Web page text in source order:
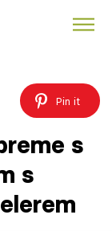
Pin it
s
s